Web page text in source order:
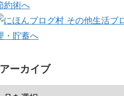
アーカイブ